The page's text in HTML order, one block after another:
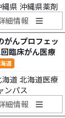
県 沖縄県薬剤
細情報
がんプロフェッ
臨床がん医療
道
道 北海道医療
ンパス
細情報